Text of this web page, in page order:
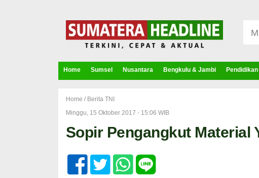
Home Sumsel Nusantara Bengkulu & Jambi
Home / Berita TNI
Minggu, 15 Oktober 2017 - 15:06 WIB
Sopir Pengangkut Material